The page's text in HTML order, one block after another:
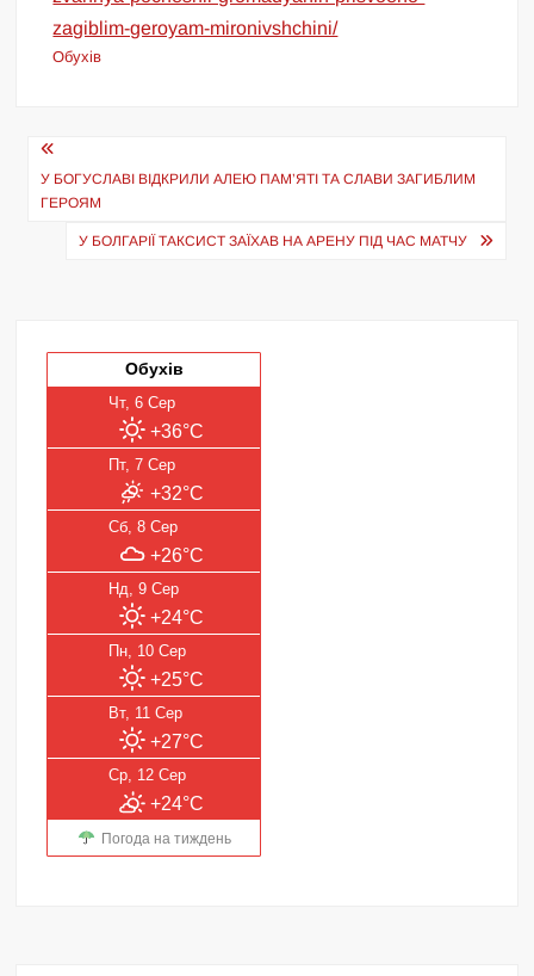
zagiblim-geroyam-mironivshchini/
Обухів
Навігація
записів
У БОГУСЛАВІ ВІДКРИЛИ АЛЕЮ ПАМ’ЯТІ ТА СЛАВИ ЗАГИБЛИМ
ГЕРОЯМ
У БОЛГАРІЇ ТАКСИСТ ЗАЇХАВ НА АРЕНУ ПІД ЧАС МАТЧУ
Обухів
Чт, 6 Сер
+36°C
Пт, 7 Сер
+32°C
Сб, 8 Сер
+26°C
Нд, 9 Сер
+24°C
Пн, 10 Сер
+25°C
Вт, 11 Сер
+27°C
Ср, 12 Сер
+24°C
Погода на тиждень